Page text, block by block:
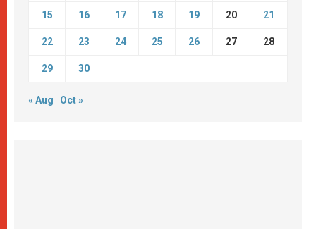
15 16 17 18 19 20 21
22 23 24 25 26 27 28
29 30
« Aug Oct »